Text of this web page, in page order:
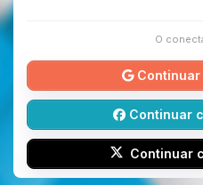
O
Continuar
Continuar
Continuar